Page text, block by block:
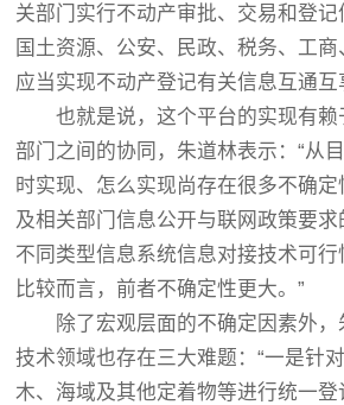
关部门实行不动产审批、交易和登记
国土资源、公安、民政、税务、工
应当实现不动产登记有关信息互通互
也就是说，这个平台的实现有赖
部门之间的协同，朱道林表示：“从
时实现、怎么实现尚存在很多不确
及相关部门信息公开与联网政策要
不同类型信息系统信息对接技术可
比较而言，前者不确定性更大。”
除了宏观层面的不确定因素外
技术领域也存在三大难题：“一是针
木、海域及其他定着物等进行统一